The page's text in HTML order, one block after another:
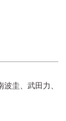
圭、武田力、